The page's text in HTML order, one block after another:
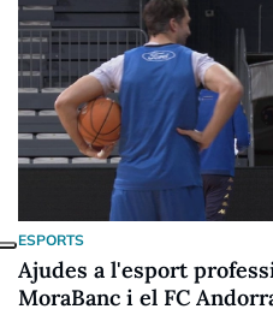
ESPORTS
Ajudes a l'esport
MoraBanc i el FC